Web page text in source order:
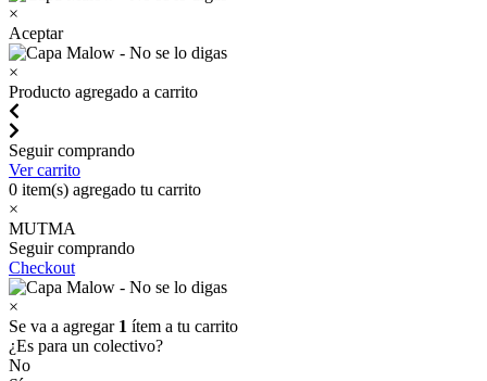
×
Aceptar
×
Producto agregado a carrito
Seguir comprando
Ver carrito
0 item(s) agregado tu carrito
×
MUTMA
Seguir comprando
Checkout
×
Se va a agregar 1 ítem a tu carrito
¿Es para un colectivo?
No